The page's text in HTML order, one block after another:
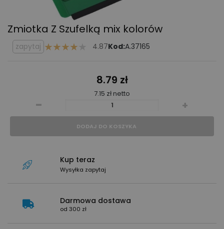
Zmiotka Z Szufelką mix kolorów
zapytaj 4.87Kod:A.37165
8.79 zł
7.15 zł netto
- +
DODAJ DO KOSZYKA
Kup teraz
Wysyłka zapytaj
Darmowa dostawa
od 300 zł